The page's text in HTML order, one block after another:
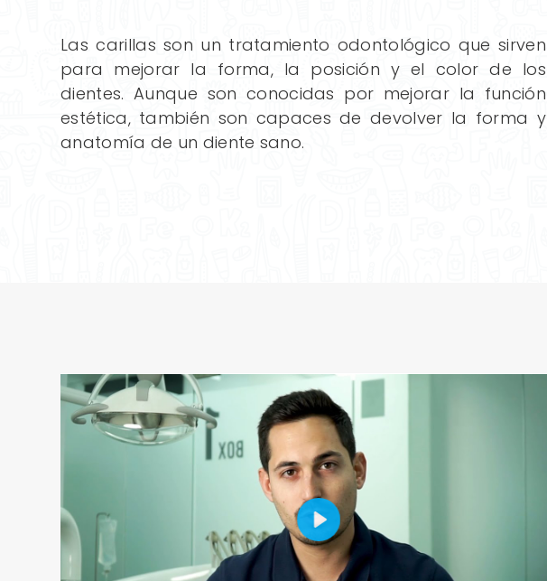
Las carillas son un tratamiento odontológico que sirven
para mejorar la forma, la posición y el color de los
dientes. Aunque son conocidas por mejorar la función
estética, también son capaces de devolver la forma y
anatomía de un diente sano.
Play